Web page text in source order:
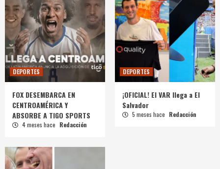
DEPORTES
FOX DESEMBARCA EN
CENTROAMÉRICA Y
ABSORBE A TIGO SPORTS
4 meses hace Redacción
DEPORTES
¡OFICIAL! El VAR llega a El
Salvador
5 meses hace Redacción